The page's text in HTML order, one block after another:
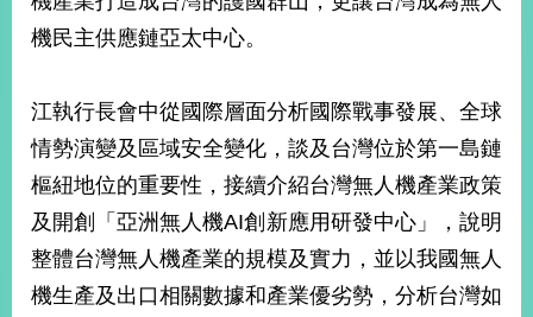
覽
部
中
心
外
交
資
訊
機民主供應鏈亞太中心。
江執行長會中從國際層面分析國際戰事發展、全球
情勢演變及區域安全變化，談及台灣位於第一島鏈
樞紐地位的重要性，接續介紹台灣無人機產業政策
及開創「亞洲無人機AI創新應用研發中心」，說明
整體台灣無人機產業的規模及實力，並以我國無人
機生產及出口相關數據和產業優劣勢，分析台灣如